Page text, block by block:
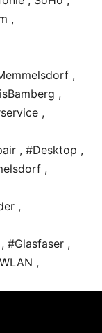
,
,
,
,
, #Desktop ,
,
,
#Glasfaser ,
,